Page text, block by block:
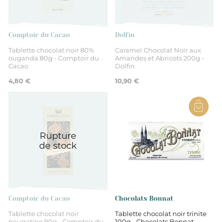
Chocolat à pâtisser
Comptoir du Cacao
Tablette chocolat noir 80%
ouganda 80g - Comptoir du
Cacao
4,80 €
Dolfin
Caramel Chocolat Noir aux
Amandes et Abricots 200g -
Dolfin
10,90 €
Rupture
de stock
Comptoir du Cacao
Tablette chocolat noir
Chocolats Bonnat
Tablette chocolat noir trinite